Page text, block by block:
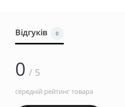
Відгуків 0
0 / 5
середній рейтинг товара